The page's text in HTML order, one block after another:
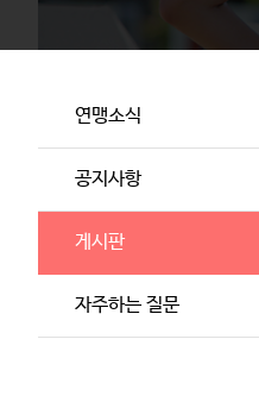
연맹소식
공지사항
게시판
자주하는 질문